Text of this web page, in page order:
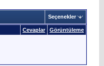
Seçenekler
Cevaplar Görüntüleme